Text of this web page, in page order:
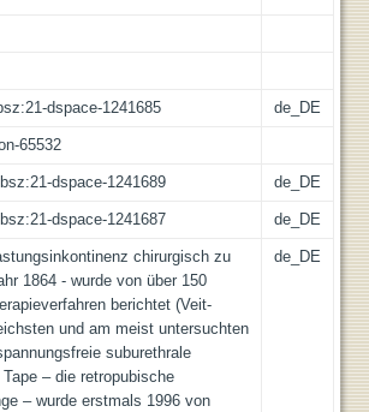
dspace-1241685 de_DE
65532
dspace-1241689 de_DE
dspace-1241687 de_DE
chirurgisch zu
1864 - wurde von über 150
berichtet (Veit-
und am meist untersuchten
suburethrale
– die retropubische
– wurde erstmals 1996 von
de_DE